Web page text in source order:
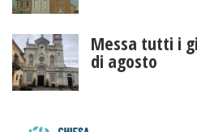
Messa tutti i
di agosto